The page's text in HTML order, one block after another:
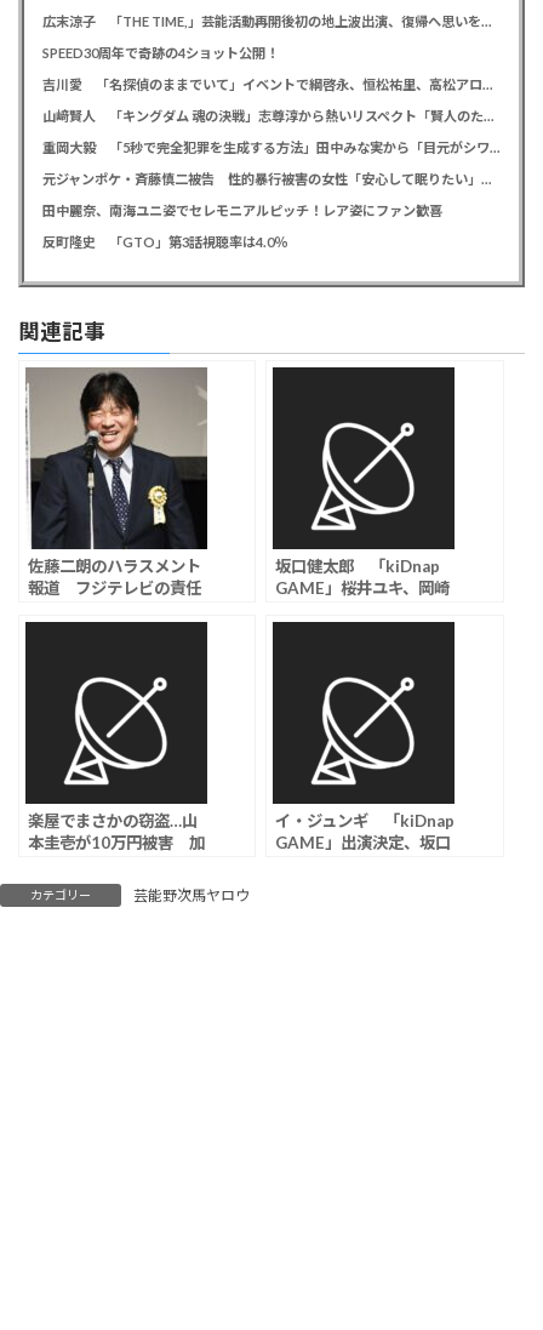
広末涼子 「THE TIME,」芸能活動再開後初の地上波出演、復帰へ思いを告白「自分の弱い部分だったり…」
SPEED30周年で奇跡の4ショット公開！
吉川愛 「名探偵のままでいて」イベントで綱啓永、恒松祐里、高松アロハと息ピッタリの仲良しトーク
山﨑賢人 「キングダム 魂の決戦」志尊淳から熱いリスペクト「賢人のためだったらみんな頑張る」
重岡大毅 「5秒で完全犯罪を生成する方法」田中みな実から「目元がシワシワ」とダメ出し連発されたことを暴露
元ジャンポケ・斉藤慎二被告 性的暴行被害の女性「安心して眠りたい」「何も恐れず外を歩きたい」
田中麗奈、南海ユニ姿でセレモニアルピッチ！レア姿にファン歓喜
反町隆史 「GTO」第3話視聴率は4.0％
関連記事
佐藤二朗のハラスメント
報道 フジテレビの責任
いにしてるんじゃない
坂口健太郎 「kiDnap
GAME」桜井ユキ、岡崎
楽屋でまさかの窃盗…山
本圭壱が10万円被害 加
イ・ジュンギ 「kiDnap
GAME」出演決定、坂口
カテゴリー 芸能野次馬ヤロウ